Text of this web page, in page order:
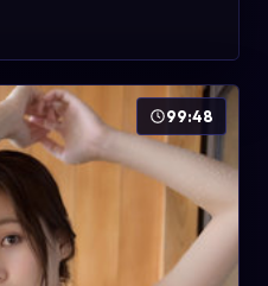
冒险」「美国电影」的
99:48